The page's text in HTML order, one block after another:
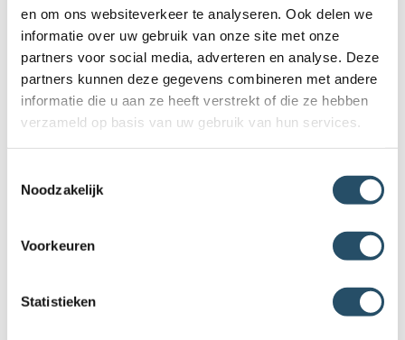
en om ons websiteverkeer te analyseren. Ook delen we
informatie over uw gebruik van onze site met onze
partners voor social media, adverteren en analyse. Deze
partners kunnen deze gegevens combineren met andere
informatie die u aan ze heeft verstrekt of die ze hebben
verzameld op basis van uw gebruik van hun services.
Noodzakelijk
Voorkeuren
Statistieken
hebben we een uitgebreide collectie edelstenen in
verschillende kleuren en vormen.